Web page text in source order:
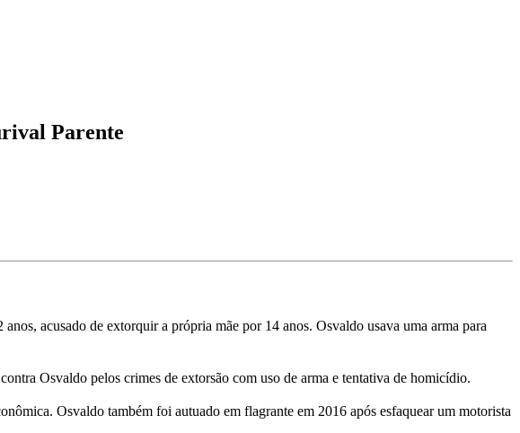
Parente
acusado de extorquir a própria mãe por 14 anos. Osvaldo usava uma arma para
Osvaldo pelos crimes de extorsão com uso de arma e tentativa de homicídio.
Osvaldo também foi autuado em flagrante em 2016 após esfaquear um motorista